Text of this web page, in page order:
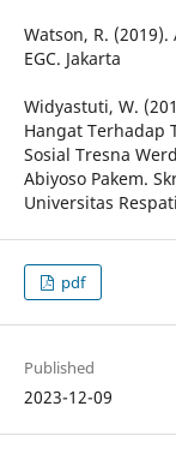
Watson, R.
EGC. Jakarta
Widyastuti, W.
Hangat Terhadap
Sosial Tresna
Abiyoso Pakem.
Universitas
pdf
Published
2023-12-09